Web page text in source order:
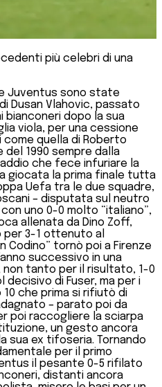
più celebri di una
Juventus sono state
Dusan Vlahovic, passato
bianconeri dopo la sua
viola, per una cessione
come quella di Roberto
del 1990 sempre dalla
che fece infuriare la
giocata la prima finale tutta
Uefa tra le due squadre,
– disputata sul neutro
uno 0-0 molto “italiano”,
allenata da Dino Zoff,
3-1 ottenuto al
Codino” tornò poi a Firenze
successivo in una
tanto per il risultato, 1-0
decisivo di Fuser, ma per i
che prima si rifiutò di
– parato poi da
poi raccogliere la sciarpa
un gesto ancora
sua ex tifoseria. Tornando
per il primo
il pesante 0-5 rifilato
distanti ancora